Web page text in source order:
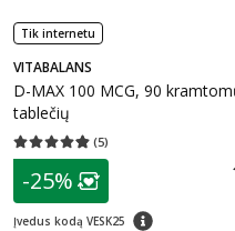
:
Tik internetu
VITABALANS
D-MAX 100 MCG, 90
tablečių
(5)
Vidutinis įvertinimas 4.80
patarimas
Lojalumo klubo
-25%
Įvedus kodą VESK25 patarimas